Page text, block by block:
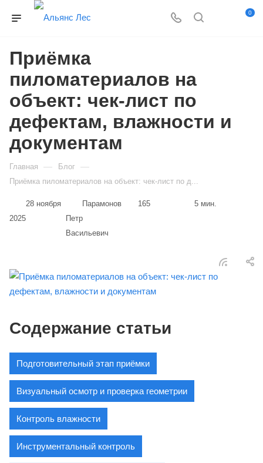
0
Приёмка
пиломатериалов на
объект: чек-лист по
дефектам, влажности и
документам
Главная — Блог —
Приёмка пиломатериалов на объект: чек-лист по д...
28 ноября
2025
Парамонов
Петр
Васильевич
165 5 мин.
Содержание статьи
Подготовительный этап приёмки
Визуальный осмотр и проверка геометрии
Контроль влажности
Инструментальный контроль